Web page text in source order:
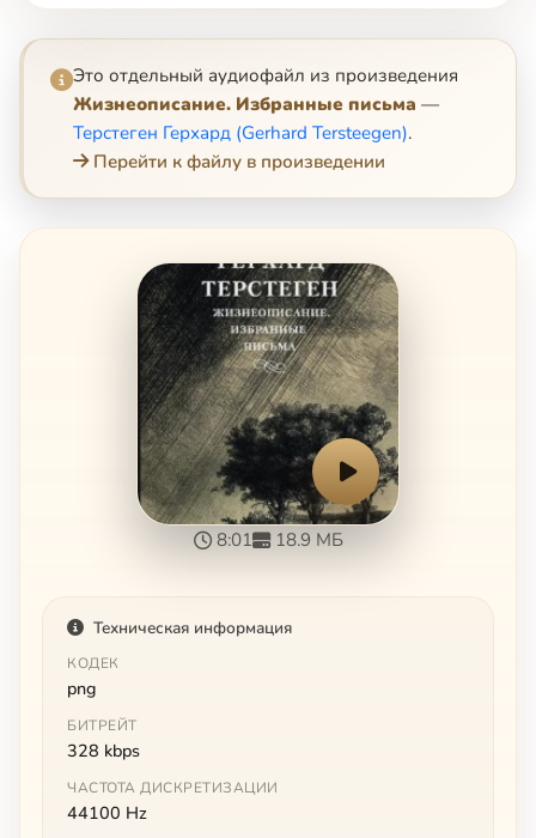
Это отдельный аудиофайл из произведения
Жизнеописание. Избранные письма —
Терстеген Герхард (Gerhard Tersteegen).
Перейти к файлу в произведении
8:01 18.9 МБ
Техническая информация
КОДЕК
png
БИТРЕЙТ
328 kbps
ЧАСТОТА ДИСКРЕТИЗАЦИИ
44100 Hz